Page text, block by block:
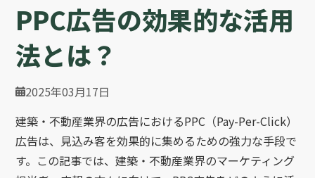
PPC広告の効果的な活用
法とは？
2025年03月17日
建築・不動産業界の広告におけるPPC（Pay-Per-Click）
広告は、見込み客を効果的に集めるための強力な手段で
す。この記事では、建築・不動産業界のマーケティング